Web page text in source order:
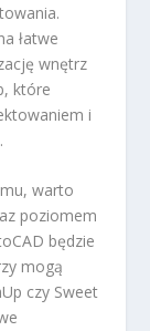
łatwe
wnętrz
które
i
warto
poziomem
będzie
mogą
czy Sweet